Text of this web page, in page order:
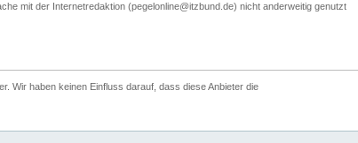
mit der Internetredaktion (pegelonline@itzbund.de) nicht anderweitig genutzt
Wir haben keinen Einfluss darauf, dass diese Anbieter die